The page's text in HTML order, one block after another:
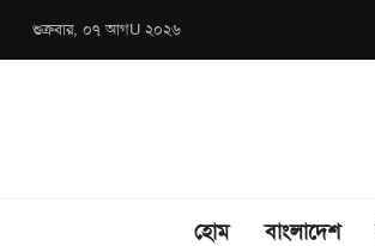
শুক্রবার, ০৭ আগU ২০২৬
হোম বাংলাদেশ